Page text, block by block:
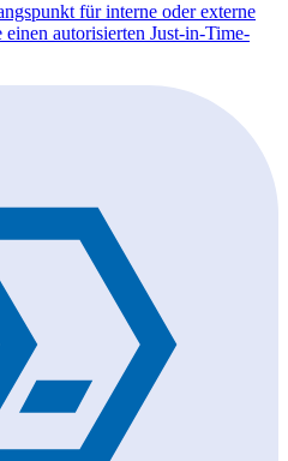
für interne oder externe
autorisierten Just-in-Time-